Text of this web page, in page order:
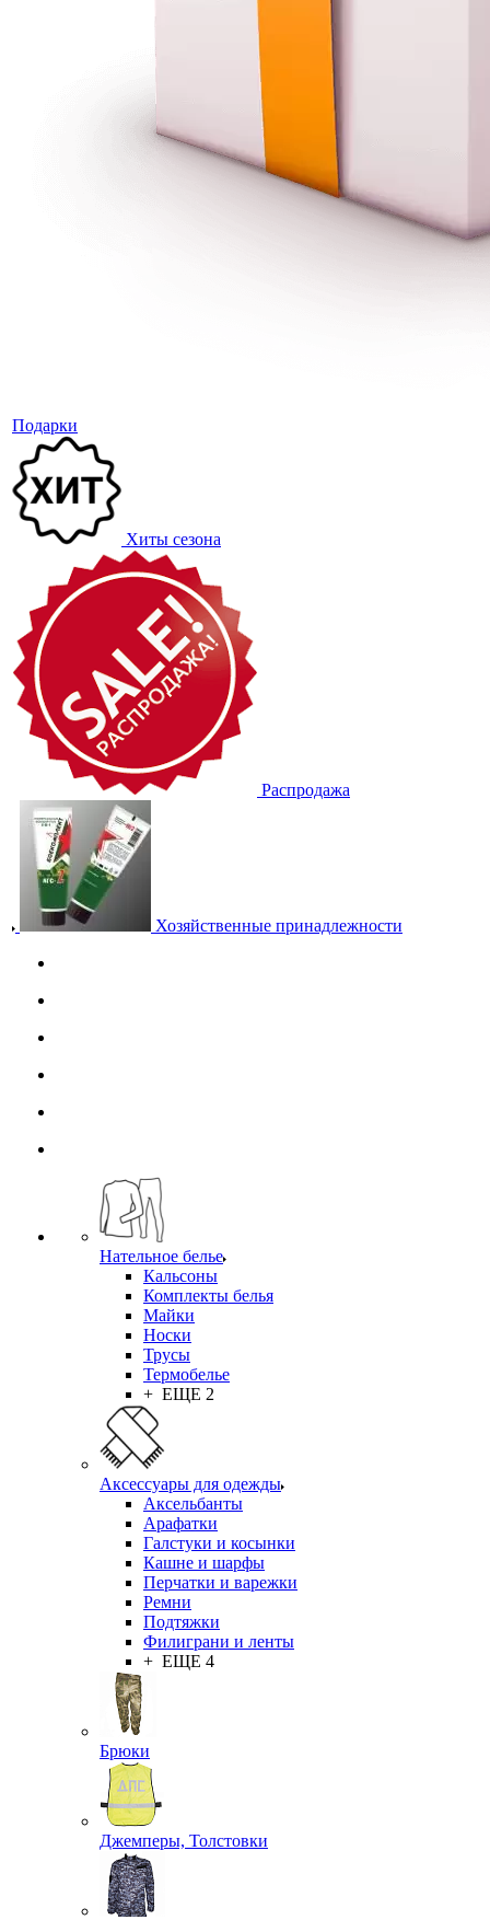
Подарки
Хиты сезона
Распродажа
Хозяйственные принадлежности
Нательное белье
Кальсоны
Комплекты белья
Майки
Носки
Трусы
Термобелье
+ ЕЩЕ 2
Аксессуары для одежды
Аксельбанты
Арафатки
Галстуки и косынки
Кашне и шарфы
Перчатки и варежки
Ремни
Подтяжки
Филиграни и ленты
+ ЕЩЕ 4
Брюки
Джемперы, Толстовки